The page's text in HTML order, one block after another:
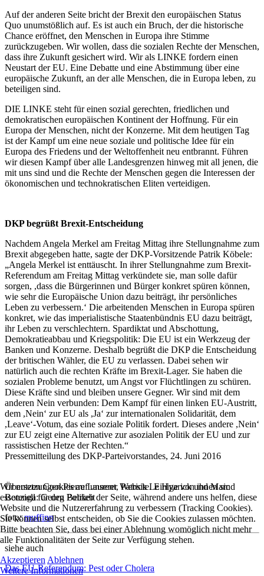
Auf der anderen Seite bricht der Brexit den europäischen Status
Quo unumstößlich auf. Es ist auch ein Bruch, der die historische
Chance eröffnet, den Menschen in Europa ihre Stimme
zurückzugeben. Wir wollen, dass die sozialen Rechte der Menschen,
dass ihre Zukunft gesichert wird. Wir als LINKE fordern einen
Neustart der EU. Eine Debatte und eine Abstimmung über eine
europäische Zukunft, an der alle Menschen, die in Europa leben, zu
beteiligen sind.
DIE LINKE steht für einen sozial gerechten, friedlichen und
demokratischen europäischen Kontinent der Hoffnung. Für ein
Europa der Menschen, nicht der Konzerne. Mit dem heutigen Tag
ist der Kampf um eine neue soziale und politische Idee für ein
Europa des Friedens und der Weltoffenheit neu entbrannt. Führen
wir diesen Kampf über alle Landesgrenzen hinweg mit all jenen, die
mit uns sind und die Rechte der Menschen gegen die Interessen der
ökonomischen und technokratischen Eliten verteidigen.
DKP begrüßt Brexit-Entscheidung
Nachdem Angela Merkel am Freitag Mittag ihre Stellungnahme zum
Brexit abgegeben hatte, sagte der DKP-Vorsitzende Patrik Köbele:
„Angela Merkel ist enttäuscht. In ihrer Stellungnahme zum Brexit-
Referendum am Freitag Mittag verkündete sie, man solle dafür
sorgen, ,dass die Bürgerinnen und Bürger konkret spüren können,
wie sehr die Europäische Union dazu beiträgt, ihr persönliches
Leben zu verbessern.‘ Die arbeitenden Menschen in Europa spüren
konkret, wie das imperialistische Staatenbündnis EU dazu beiträgt,
ihr Leben zu verschlechtern. Spardiktat und Abschottung,
Demokratieabbau und Kriegspolitik: Die EU ist ein Werkzeug der
Banken und Konzerne. Deshalb begrüßt die DKP die Entscheidung
der britischen Wähler, die EU zu verlassen. Dabei sehen wir
natürlich auch die rechten Kräfte im Brexit-Lager. Sie haben die
sozialen Probleme benutzt, um Angst vor Flüchtlingen zu schüren.
Diese Kräfte sind und bleiben unsere Gegner. Wir sind mit dem
anderen Nein verbunden: Dem Kampf für einen linken EU-Austritt,
dem ,Nein‘ zur EU als ,Ja‘ zur internationalen Solidarität, dem
,Leave‘-Votum, das eine soziale Politik fordert. Dieses andere ,Nein‘
zur EU zeigt eine Alternative zur asozialen Politik der EU und zur
rassistischen Hetze der Rechten.“
Pressemitteilung des DKP-Parteivorstandes, 24. Juni 2016
Übersetzungen Pierre Laurent, Patrick Le Hyarick und Marc
Botenga: Georg Polikeit
foto:muffinn
siehe auch
Das EU-Referendum: Pest oder Cholera
Wir nutzen Cookies auf unserer Website. Einige von ihnen sind
essenziell für den Betrieb der Seite, während andere uns helfen, diese
Website und die Nutzererfahrung zu verbessern (Tracking Cookies).
Sie können selbst entscheiden, ob Sie die Cookies zulassen möchten.
Bitte beachten Sie, dass bei einer Ablehnung womöglich nicht mehr
alle Funktionalitäten der Seite zur Verfügung stehen.
Akzeptieren Ablehnen
Weitere Informationen